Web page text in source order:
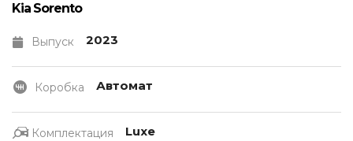
Kia Sorento
Выпуск 2023
Коробка Автомат
Комплектация Luxe